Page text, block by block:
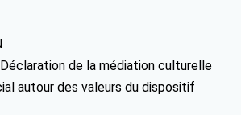
de la médiation culturelle
autour des valeurs du dispositif